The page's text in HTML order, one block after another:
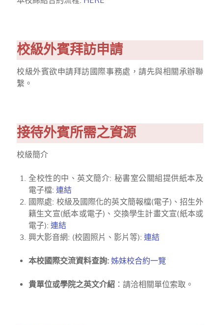
校級外賓拜訪申請
校級外賓欲申請拜訪國際事務處，請先與相關承辦聯
繫。
接待外賓所需之資源
校級簡介
全校性的中、英文簡介: 秘書室公關組提供紙本及
電子檔: 連結
國際處: 校級及國際化的英文簡報檔(電子)、招生外
籍生文宣(紙本或電子)、交換學生計畫文宣(紙本或
電子): 連結
興大影音網: (校園照片、影片等): 連結
本校國際交流資料查詢: 姊妹校合約一覽
貴單位或學院之英文介紹 ：請洽相關單位索取。